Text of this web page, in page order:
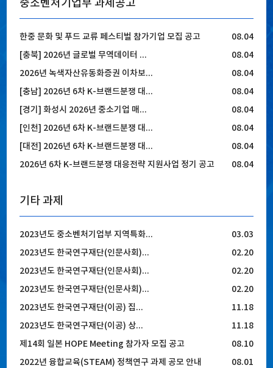
중소벤처기업부 과제공고
한중 문화 및 푸드 교류 페스티벌 참가기업 모집 공고
08.04
[충북] 2026년 글로벌 무역데이터 ...
08.04
2026년 녹색자산유동화증권 이차보...
08.04
[충남] 2026년 6차 K-브랜드분쟁 대...
08.04
[경기] 화성시 2026년 중소기업 매...
08.04
[인천] 2026년 6차 K-브랜드분쟁 대...
08.04
[대전] 2026년 6차 K-브랜드분쟁 대...
08.04
2026년 6차 K-브랜드분쟁 대응전략 지원사업 정기 공고
08.04
기타 과제
2023년도 중소벤처기업부 지역특화...
03.03
2023년도 한국연구재단(인문사회)...
02.20
2023년도 한국연구재단(인문사회)...
02.20
2023년도 한국연구재단(인문사회)...
02.20
2023년도 한국연구재단(이공) 집...
11.18
2023년도 한국연구재단(이공) 상...
11.18
제14회 일본 HOPE Meeting 참가자 모집 공고
08.10
2022년 융합교육(STEAM) 정책연구 과제 공모 안내
08.01